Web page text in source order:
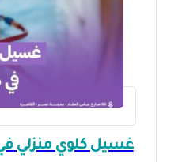
غسيل كلوي منزلي في